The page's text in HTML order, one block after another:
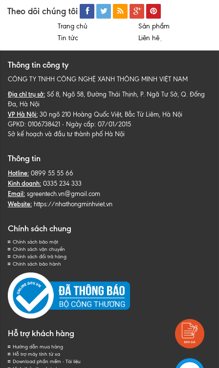
Theo dõi chúng tôi
Trang chủ
Sản phẩm
Tin tức
Liên hệ
Thông tin công ty
CÔNG TY TNHH CÔNG NGHỆ XANH THÔNG MINH VIỆT NAM
Địa chỉ trụ sở: Số 8, Ngõ 58, Đường Thái Thịnh, P. Ngã Tư Sở, Q. Đống
Đa, Hà Nội
VP Hà Nội: 30 ngõ 210 Hoàng Quốc Việt, Bắc Từ Liêm, Hà Nội
GPKD: 0106738421 - Ngày cấp: 07/01/2015
Sở kế hoạch và đầu tư thành phố Hà Nội
Thông tin
Hotline: 0899 55 55 66
Kinh doanh: 0335 234 333
Email: sgreentech.vn@gmail.com
Website: https://nhathongminhviet.vn
Chính sách chung
Chính sách bảo mật
Chính sách vận chuyển
Chính sách đổi trả hàng
Chính sách bảo hành
Hỗ trợ khách hàng
Hướng dẫn mua hàng
Hỗ trợ máy tính từ xa
Download phần mềm - Tài liệu